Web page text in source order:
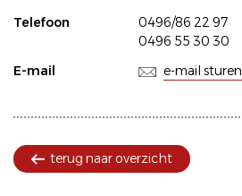
Telefoon
0496/86 22 97
0496 55 30 30
E-mail
e-mail sturen
terug naar overzicht